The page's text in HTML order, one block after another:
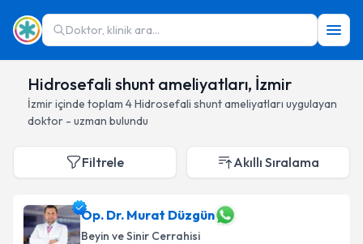
Doktor, klinik ara...
Hidrosefali shunt ameliyatları, İzmir
İzmiriçinde toplam 4Hidrosefali shunt ameliyatları uygulayan
doktor - uzman bulundu
Filtrele Akıllı Sıralama
Op. Dr. Murat Düzgün
Beyin ve Sinir Cerrahisi